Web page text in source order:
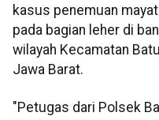
kasus penemuan
pada bagian leher di
wilayah Kecamatan
Jawa Barat.
"Petugas dari Polsek